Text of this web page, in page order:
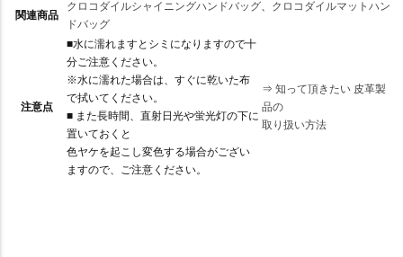
関連商品
クロコダイルシャイニングハンドバッグ
クロコダイルマットハン
ドバッグ
注意点
■水に濡れますとシミになりますので十
分ご注意ください。
※水に濡れた場合は、すぐに乾いた布
で拭いてください。
■ また長時間、直射日光や蛍光灯の下に
置いておくと
色ヤケを起こし変色する場合がござい
ますので、ご注意ください。
⇒ 知って頂きたい 皮革製
品の
取り扱い方法